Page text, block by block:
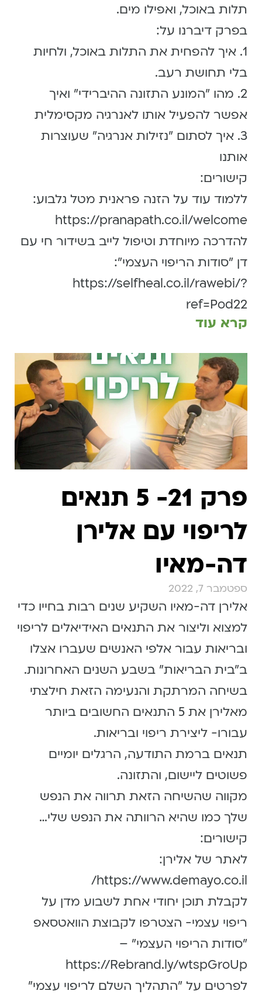
תלות באוכל, ואפילו מים.
בפרק דיברנו על:
1. איך להפחית את התלות באוכל, ולחיות
בלי תחושת רעב.
2. מהו ״המונע התזונה ההיברידי״ ואיך
אפשר להפעיל אותו לאנרגיה מקסימלית
3. איך לסתום ״נזילות אנרגיה״ שעוצרות
אותנו
קישורים:
ללמוד עוד על הזנה פראנית מטל גלבוע:
https://pranapath.co.il/welcome
להדרכה מיוחדת וטיפול לייב בשידור חי עם
דן ״סודות הריפוי העצמי״:
https://selfheal.co.il/rawebi/?
ref=Pod22
קרא עוד
פרק 21- 5 תנאים
לריפוי עם אלירן
דה-מאיו
ספטמבר 7, 2022
אלירן דה-מאיו השקיע שנים רבות בחייו כדי
למצוא וליצור את התנאים האידיאלים לריפוי
ובריאות עבור אלפי האנשים שעברו אצלו
ב״בית הבריאות״ בשבע השנים האחרונות.
בשיחה המרתקת והנעימה הזאת חילצתי
מאלירן את 5 התנאים החשובים ביותר
עבורו- ליצירת ריפוי ובריאות.
תנאים ברמת התודעה, הרגלים יומיים
פשוטים ליישום, והתזונה.
מקווה שהשיחה הזאת תרווה את הנפש
שלך כמו שהיא הרוותה את הנפש שלי…
קישורים:
לאתר של אלירן:
https://www.demayo.co.il/
לקבלת תוכן יחודי אחת לשבוע מדן על
ריפוי עצמי- הצטרפו לקבוצת הוואטסאפ
״סודות הריפוי העצמי״ –
https://Rebrand.ly/wtspGroUp
לפרטים על ״התהליך השלם לריפוי עצמי״